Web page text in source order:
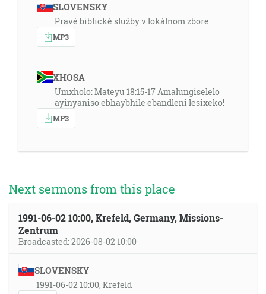
SLOVENSKY
Pravé biblické služby v lokálnom zbore
MP3
XHOSA
Umxholo: Mateyu 18:15-17 Amalungiselelo
ayinyaniso ebhaybhile ebandleni lesixeko!
MP3
Next sermons from this place
1991-06-02 10:00, Krefeld, Germany, Missions-
Zentrum
Broadcasted: 2026-08-02 10:00
SLOVENSKY
1991-06-02 10:00, Krefeld